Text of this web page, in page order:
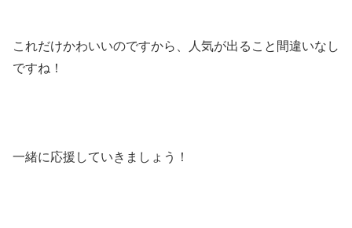
これだけかわいいのですから、人気が出ること間違いなし
ですね！
一緒に応援していきましょう！